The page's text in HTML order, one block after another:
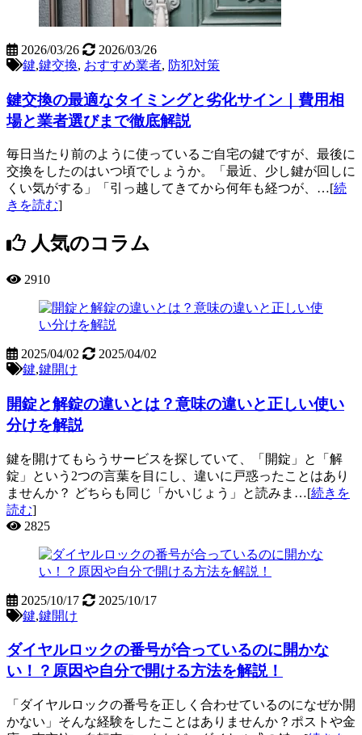
2026/03/26
2026/03/26
鍵,鍵交換, おすすめ業者, 防犯対策
鍵交換の最適なタイミングと劣化サイン｜費用相
場と業者選びまで徹底解説
毎日当たり前のように使っているご自宅の鍵ですが、最後に
交換をしたのはいつ頃でしょうか。「最近、少し鍵が回しに
くい気がする」「引っ越してきてから何年も経つが、…[続
きを読む]
人気のコラム
2910
2025/04/02
2025/04/02
鍵,鍵開け
開錠と解錠の違いとは？意味の違いと正しい使い
分けを解説
鍵を開けてもらうサービスを探していて、「開錠」と「解
錠」という2つの言葉を目にし、違いに戸惑ったことはあり
ませんか？ どちらも同じ「かいじょう」と読みま…[続きを
読む]
2825
2025/10/17
2025/10/17
鍵,鍵開け
ダイヤルロックの番号が合っているのに開かな
い！？原因や自分で開ける方法を解説！
「ダイヤルロックの番号を正しく合わせているのになぜか開
かない」そんな経験をしたことはありませんか？ポストや金